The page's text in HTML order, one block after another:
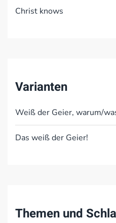
Christ knows
Varianten
Weiß der Geier, warum/
Das weiß der Geier!
Themen und